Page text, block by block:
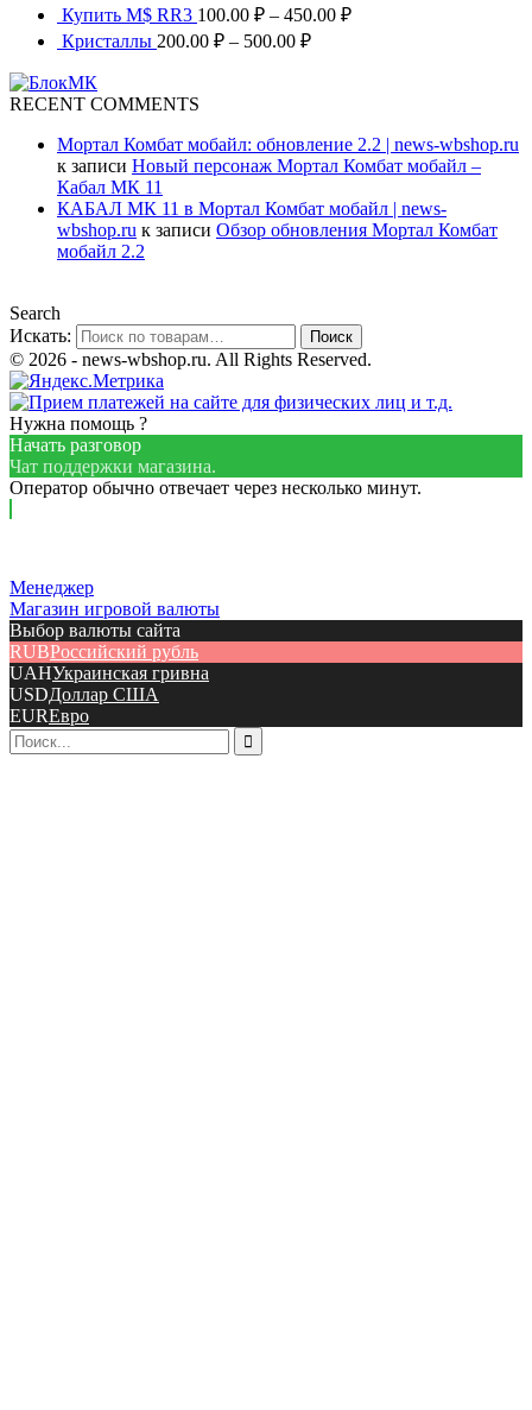
Купить M$ RR3 100.00 ₽ – 450.00 ₽
Кристаллы 200.00 ₽ – 500.00 ₽
RECENT COMMENTS
Мортал Комбат мобайл: обновление 2.2 | news-wbshop.ru
к записи Новый персонаж Мортал Комбат мобайл –
Кабал МК 11
КАБАЛ МК 11 в Мортал Комбат мобайл | news-
wbshop.ru к записи Обзор обновления Мортал Комбат
мобайл 2.2
Search
Искать:
Поиск
© 2026 - news-wbshop.ru. All Rights Reserved.
Нужна помощь ?
Начать разговор
Чат поддержки магазина.
Оператор обычно отвечает через несколько минут.
Менеджер
Магазин игровой валюты
Выбор валюты сайта
RUBРоссийский рубль
UAHУкраинская гривна
USDДоллар США
EURЕвро